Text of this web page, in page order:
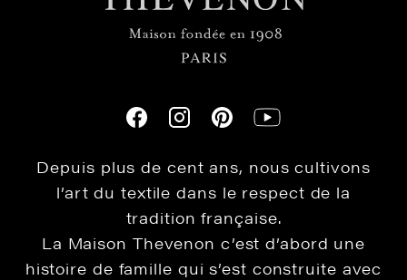
Depuis plus de cent ans, nous cultivons
l’art du textile dans le respect de la
tradition française.
La Maison Thevenon c’est d’abord une
histoire de famille qui s’est construite avec